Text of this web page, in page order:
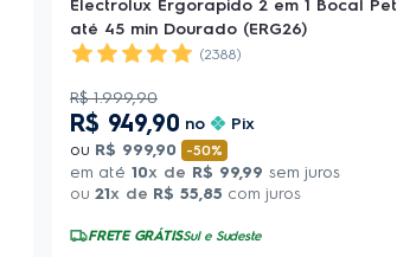
Electrolux Ergorapido 2 em 1 Bocal Pet
até 45 min Dourado (ERG26)
(2388)
R$ 1.999,90
R$ 949,90 no
Pix
ou R$ 999,90 -50%
em até 10x de R$ 99,99 sem juros
ou 21x de R$ 55,85 com juros
FRETE GRÁTISSul e Sudeste